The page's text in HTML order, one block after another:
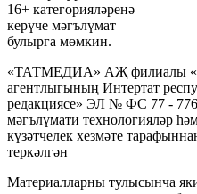
16+ категорияләренә
керүче мәгълүмат
булырга мөмкин.
«ТАТМЕДИА» АҖ филиалы
агентлыгының Интертат
редакциясе» ЭЛ № ФС 77 -
мәгълүмати технологияләр
күзәтчелек хезмәте
теркәлгән
Материалларны тулысынча